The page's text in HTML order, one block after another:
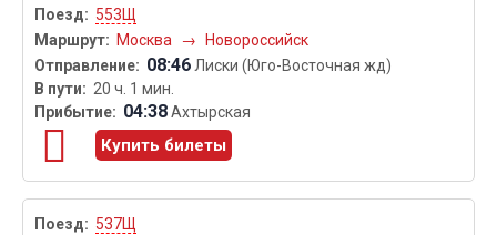
553Щ
Москва
→ Новороссийск
08:46Лиски (Юго-Восточная жд)
20 ч. 1 мин.
04:38Ахтырская
Купить билеты
537Щ